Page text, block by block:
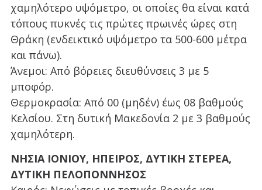
χαμηλότερο υψόμετρο, οι οποίες θα είναι κατά
τόπους πυκνές τις πρώτες πρωινές ώρες στη
Θράκη (ενδεικτικό υψόμετρο τα 500-600 μέτρα
και πάνω).
Άνεμοι: Από βόρειες διευθύνσεις 3 με 5
μποφόρ.
Θερμοκρασία: Από 00 (μηδέν) έως 08 βαθμούς
Κελσίου. Στη δυτική Μακεδονία 2 με 3 βαθμούς
χαμηλότερη.
ΝΗΣΙΑ ΙΟΝΙΟΥ, ΗΠΕΙΡΟΣ, ΔΥΤΙΚΗ ΣΤΕΡΕΑ,
ΔΥΤΙΚΗ ΠΕΛΟΠΟΝΝΗΣΟΣ